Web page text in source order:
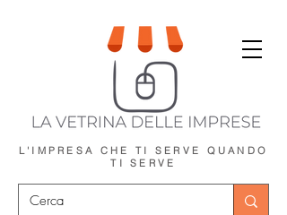
L'IMPRESA CHE TI SERVE QUANDO
TI SERVE